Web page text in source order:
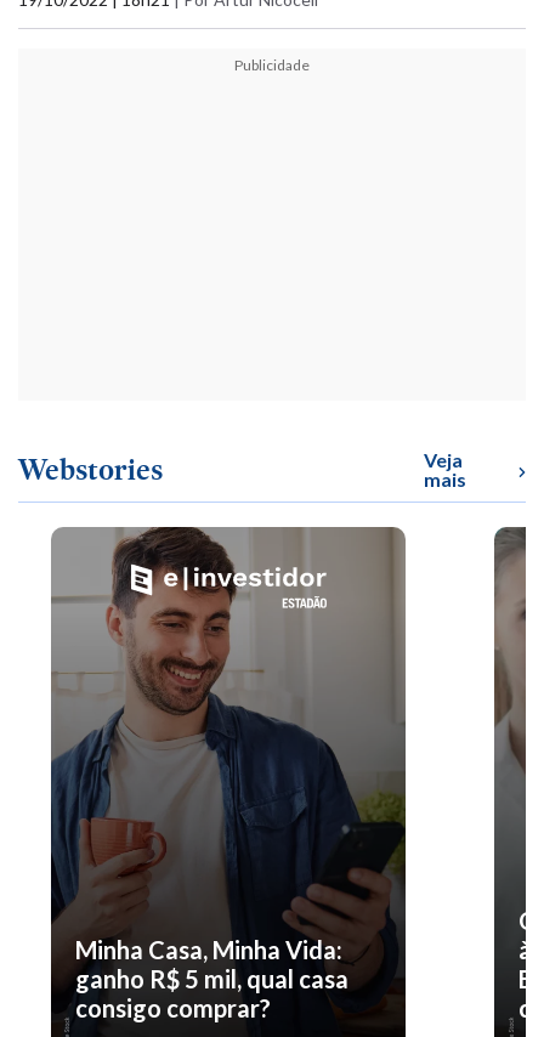
Publicidade
Webstories
Veja
mais
Minha Casa, Minha Vida:
ganho R$ 5 mil, qual casa
consigo comprar?
O
à